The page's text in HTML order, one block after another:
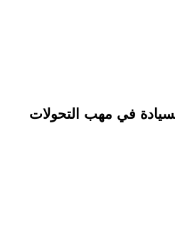
في مهب التحولات